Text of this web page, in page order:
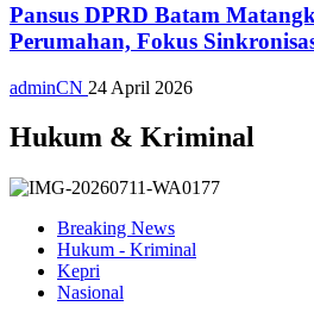
Pansus DPRD Batam
Perumahan, Fokus
adminCN 24 April 2026
Hukum & Kriminal
Breaking News
Hukum - Kriminal
Kepri
Nasional